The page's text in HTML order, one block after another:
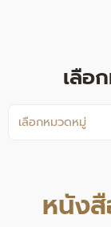
เลือ
เลือกหมวดหมู่
หนัง